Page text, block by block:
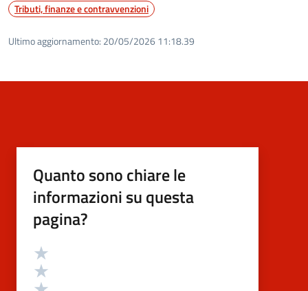
Tributi, finanze e contravvenzioni
Ultimo aggiornamento: 20/05/2026 11:18.39
Quanto sono chiare le
informazioni su questa
pagina?
Valutazione